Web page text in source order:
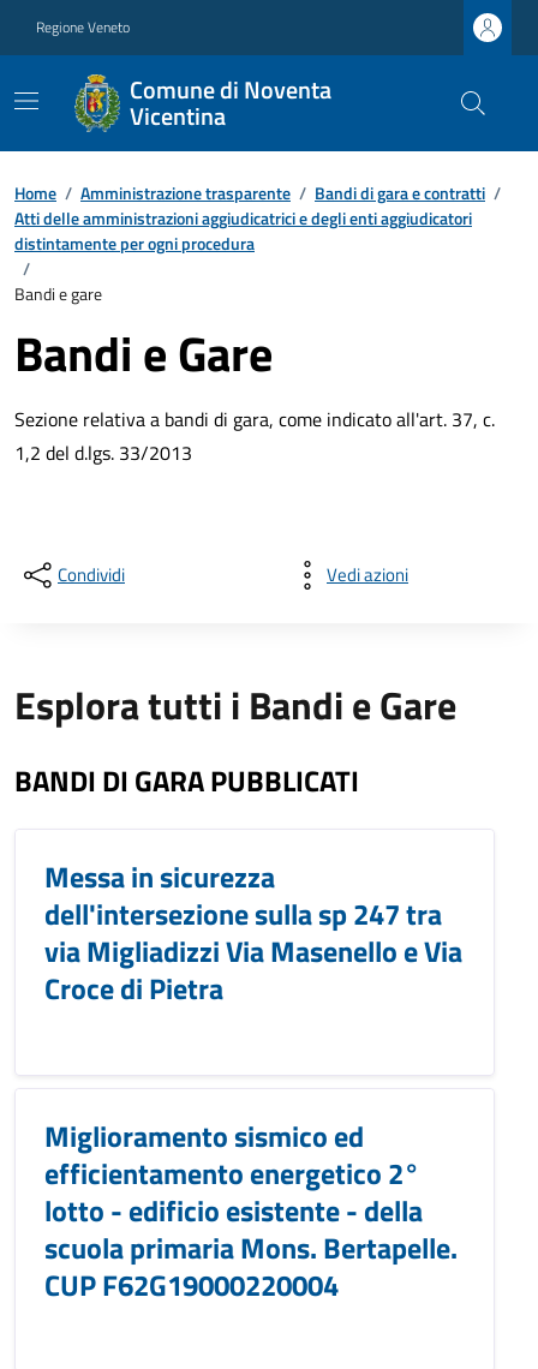
Regione Veneto
Comune di Noventa
Vicentina
Home / Amministrazione trasparente / Bandi di gara e contratti /
Atti delle amministrazioni aggiudicatrici e degli enti aggiudicatori
distintamente per ogni procedura
/
Bandi e gare
Bandi e Gare
Sezione relativa a bandi di gara, come indicato all'art. 37, c.
1,2 del d.lgs. 33/2013
Condividi Vedi azioni
Esplora tutti i Bandi e Gare
BANDI DI GARA PUBBLICATI
Messa in sicurezza
dell'intersezione sulla sp 247 tra
via Migliadizzi Via Masenello e Via
Croce di Pietra
Miglioramento sismico ed
efficientamento energetico 2°
lotto - edificio esistente - della
scuola primaria Mons. Bertapelle.
CUP F62G19000220004